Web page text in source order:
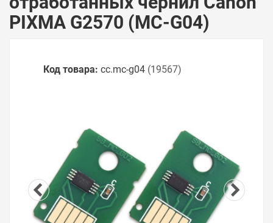
PIXMA G2570 (MC-G04)
Код товара: cc.mc-g04 (19567)